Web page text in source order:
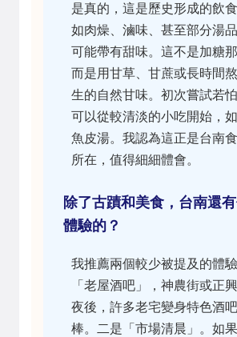
是真的，這是歷史形成的飲
如肉燥、滷味、甚至部分湯
可能帶有甜味。這不是加糖那
而是用甘草、甘蔗或長時間
生的自然甘味。初次嘗試若怕
可以從較清淡的小吃開始，如
魚皮湯。我認為這正是台南
所在，值得細細體會。
除了古蹟和美食，台南還
體驗的？
我推薦兩個較少被提及的體
「老屋酒吧」，神農街或正
夜後，許多老宅變身特色酒
棒。二是「市場清晨」。如果